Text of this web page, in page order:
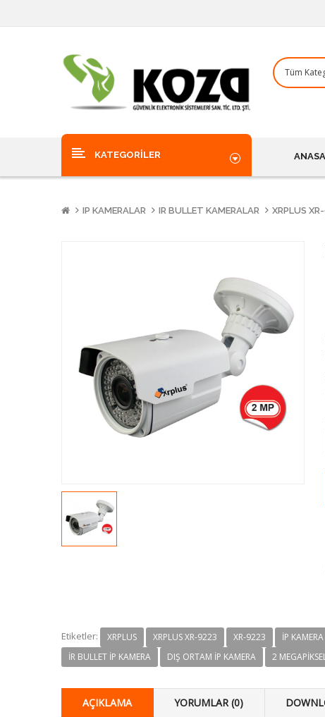
KATEGORILER
IP KAMERALAR IR BULLET KAMERALAR XRPLUS
Etiketler: XRPLUS XRPLUS XR-9223 XR-9223 IP KAMERA
IR BULLET IP KAMERA
DIŞ ORTAM IP KAMERA 2
AÇIKLAMA YORUMLAR (0)